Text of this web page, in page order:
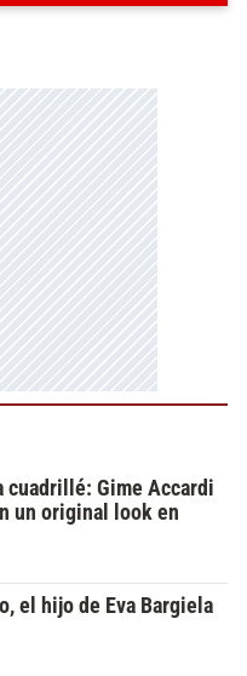
cuadrillé: Gime Accardi
un original look en
el hijo de Eva Bargiela